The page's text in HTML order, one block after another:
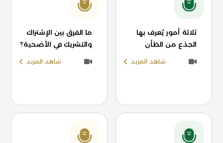
ثلاثة أمور يُعرف بها
الجذع من الظأن
شاهد المزيد
ما الفرق بين الإشتراك
والتشريك في الأضحية؟
شاهد المزيد